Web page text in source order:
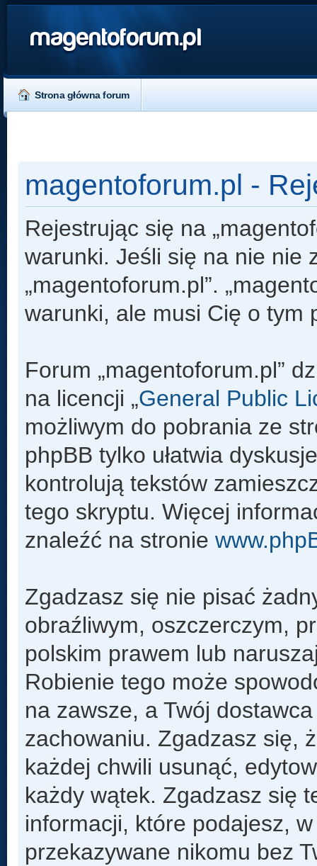
magentoforum.pl
Strona główna forum
magentoforum.pl -
Rejestrując się na
warunki. Jeśli się na nie nie
„magentoforum.pl”.
warunki, ale musi Cię o tym
Forum „magentoforum.pl”
na licencji „General Public
możliwym do pobrania ze
phpBB tylko ułatwia
kontrolują tekstów
tego skryptu. Więcej
znaleźć na stronie
Zgadzasz się nie pisać
obraźliwym, oszczerczym,
polskim prawem lub
Robienie tego może
na zawsze, a Twój
zachowaniu. Zgadzasz się,
każdej chwili usunąć,
każdy wątek. Zgadzasz się
informacji, które podajesz,
przekazywane nikomu bez